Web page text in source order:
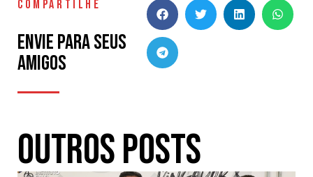
COMPARTILHE
Envie para seus
amigos
Outros Posts